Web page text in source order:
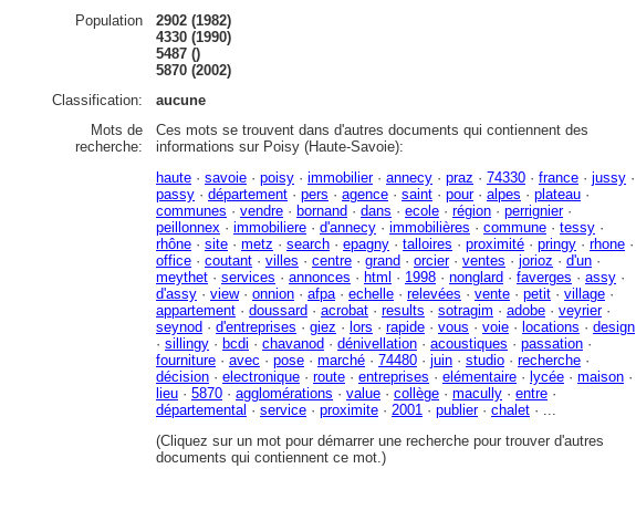
Population
2902 (1982)
4330 (1990)
5487 ()
5870 (2002)
Classification:
aucune
Mots de
recherche:
Ces mots se trouvent dans d'autres documents qui contiennent des
informations sur Poisy (Haute-Savoie):
haute · savoie · poisy · immobilier· annecy · praz · 74330 · france · jussy ·
passy · département · pers · agence · saint · pour· alpes · plateau ·
communes · vendre · bornand · dans · ecole · région · perrignier·
peillonnex · immobiliere · d'annecy · immobilières · commune · tessy ·
rhône · site · metz · search · epagny · talloires · proximité · pringy · rhone ·
office · coutant · villes · centre · grand · orcier· ventes · jorioz · d'un ·
meythet · services · annonces · html · 1998 · nonglard · faverges · assy ·
d'assy · view· onnion · afpa · echelle · relevées · vente · petit · village ·
appartement · doussard · acrobat · results · sotragim · adobe · veyrier·
seynod · d'entreprises · giez · lors · rapide · vous · voie · locations · design
· sillingy · bcdi · chavanod · dénivellation · acoustiques · passation ·
fourniture · avec · pose · marché · 74480 · juin · studio · recherche ·
décision · electronique · route · entreprises · elémentaire · lycée · maison ·
lieu · 5870 · agglomérations · value · collège · macully · entre ·
départemental · service · proximite · 2001 · publier· chalet · ...
(Cliquez sur un mot pour démarrer une recherche pour trouver d'autres
documents qui contiennent ce mot.)